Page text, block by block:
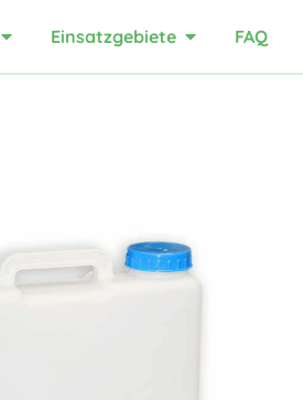
Einsatzgebiete FAQ